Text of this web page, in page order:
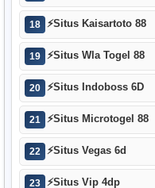
18 ⚡Situs Kaisartoto 88
19 ⚡Situs Wla Togel 88
20 ⚡Situs Indoboss 6D
21 ⚡Situs Microtogel 88
22 ⚡Situs Vegas 6d
23 ⚡Situs Vip 4dp